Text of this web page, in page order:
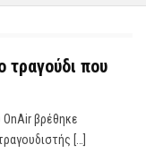
τραγούδι που
βρέθηκε
[…]